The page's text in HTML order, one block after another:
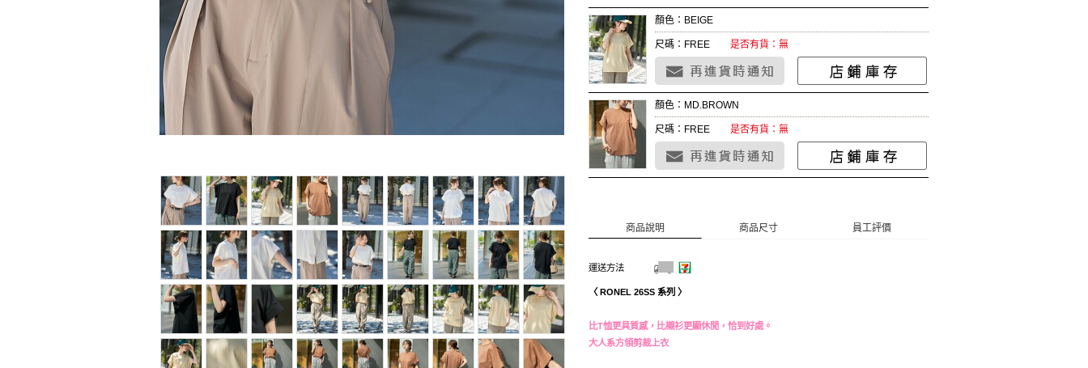
顏色：BEIGE
尺碼：FREE 是否有貨：無
顏色：MD.BROWN
尺碼：FREE 是否有貨：無
商品說明 商品尺寸 員工評價
運送方法
〈 RONEL 26SS 系列 〉
比T恤更具質感，比襯衫更顯休閒，恰到好處。
大人系方領剪裁上衣